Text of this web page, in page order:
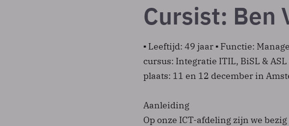
Cursist: Ben
▪ Leeftijd: 49 jaar ▪ Functie:
cursus: Integratie ITIL, BiSL & ASL
plaats: 11 en 12 december in
Aanleiding
Op onze ICT-afdeling zijn we